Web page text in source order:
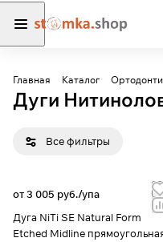
Главная Каталог
Дуги
Все фильтры
от 3 005 руб./упа
Дуга NiTi SE Natural Form
Etched Midline